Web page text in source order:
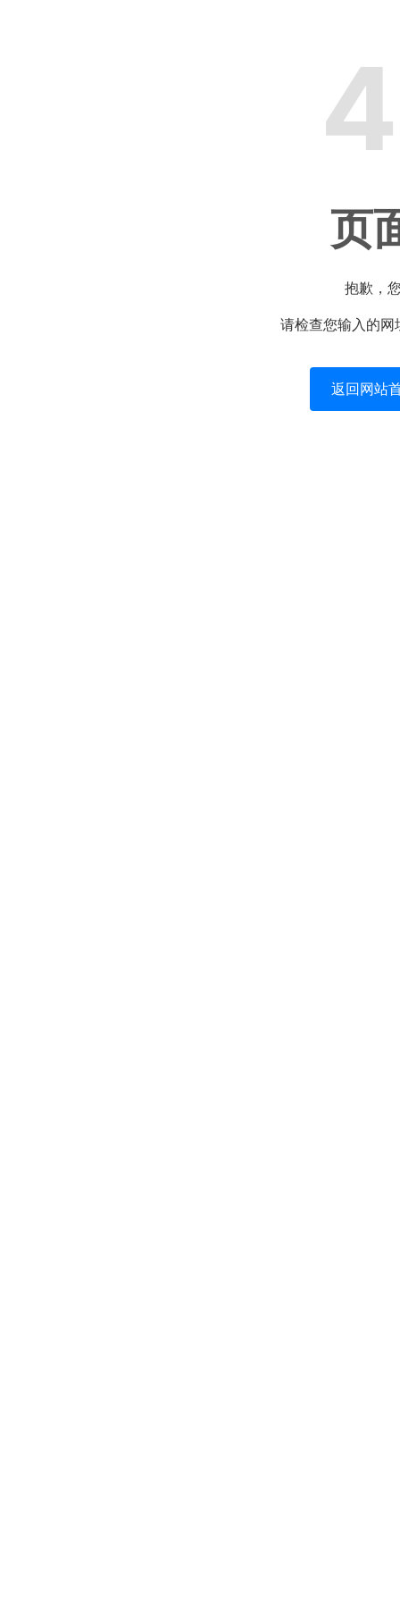
页
抱歉，
请检查您输入的
返回网站